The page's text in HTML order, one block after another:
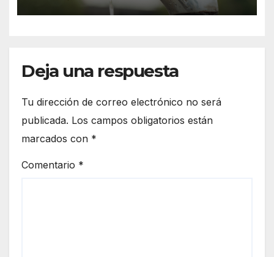
Deja una respuesta
Tu dirección de correo electrónico no será
publicada. Los campos obligatorios están
marcados con *
Comentario *